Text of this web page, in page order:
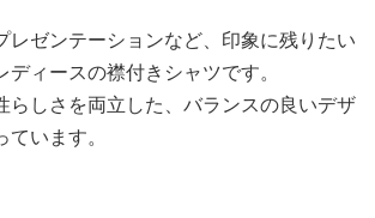
レゼンテーションなど、印象に残りたい
ィースの襟付きシャツです。
らしさを両立した、バランスの良いデザ
います。